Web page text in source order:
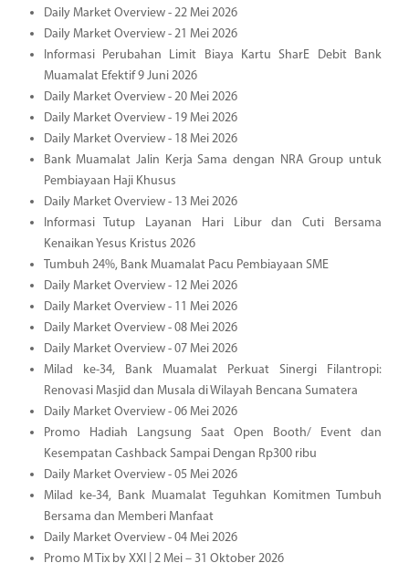
Daily Market Overview - 22 Mei 2026
Daily Market Overview - 21 Mei 2026
Informasi Perubahan Limit Biaya Kartu SharE Debit Bank
Muamalat Efektif 9 Juni 2026
Daily Market Overview - 20 Mei 2026
Daily Market Overview - 19 Mei 2026
Daily Market Overview - 18 Mei 2026
Bank Muamalat Jalin Kerja Sama dengan NRA Group untuk
Pembiayaan Haji Khusus
Daily Market Overview - 13 Mei 2026
Informasi Tutup Layanan Hari Libur dan Cuti Bersama
Kenaikan Yesus Kristus 2026
Tumbuh 24%, Bank Muamalat Pacu Pembiayaan SME
Daily Market Overview - 12 Mei 2026
Daily Market Overview - 11 Mei 2026
Daily Market Overview - 08 Mei 2026
Daily Market Overview - 07 Mei 2026
Milad ke-34, Bank Muamalat Perkuat Sinergi Filantropi:
Renovasi Masjid dan Musala di Wilayah Bencana Sumatera
Daily Market Overview - 06 Mei 2026
Promo Hadiah Langsung Saat Open Booth/ Event dan
Kesempatan Cashback Sampai Dengan Rp300 ribu
Daily Market Overview - 05 Mei 2026
Milad ke-34, Bank Muamalat Teguhkan Komitmen Tumbuh
Bersama dan Memberi Manfaat
Daily Market Overview - 04 Mei 2026
Promo M Tix by XXI | 2 Mei – 31 Oktober 2026